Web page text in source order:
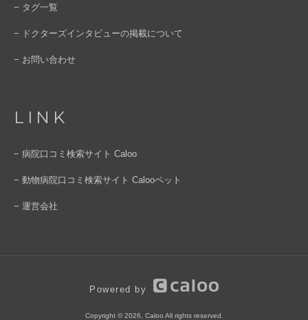
− タグ一覧
− ドクターズインタビューの掲載について
− お問い合わせ
LINK
− 病院口コミ検索サイト Caloo
− 動物病院口コミ検索サイト Calooペット
− 運営会社
Powered by
Copyright © 2026, Caloo All rights reserved.